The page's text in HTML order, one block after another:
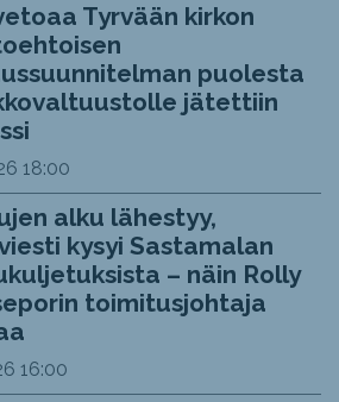
Tyrvään kirkon
puolesta
jätettiin
18:00
alku lähestyy,
kysyi Sastamalan
– näin Rolly
toimitusjohtaja
16:00